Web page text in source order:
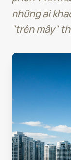
những ai
"trên mây"